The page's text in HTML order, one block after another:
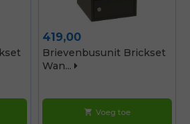
Prijs
419,00
Brievenbusunit Brickset
Wan...
shopping_cart Voeg toe